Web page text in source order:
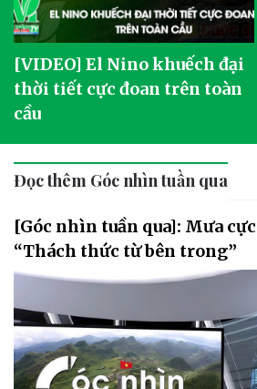
[VIDEO] El Nino khuếch đại
thời tiết cực đoan trên toàn
cầu
Đọc thêm Góc nhìn tuần qua
[Góc nhìn tuần qua]: Mưa
“Thách thức từ bên trong”